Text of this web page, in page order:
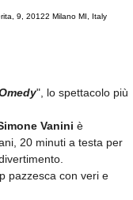
9, 20122 Milano MI, Italy
", lo spettacolo più
Vanini è
20 minuti a testa per
pazzesca con veri e